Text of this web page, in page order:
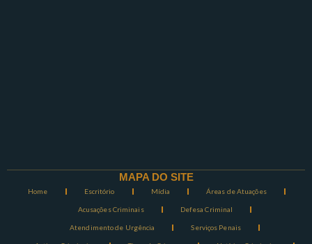
MAPA DO SITE
Home Escritório Mídia Áreas de Atuações
Acusações Criminais Defesa Criminal
Atendimento de Urgência Serviços Penais